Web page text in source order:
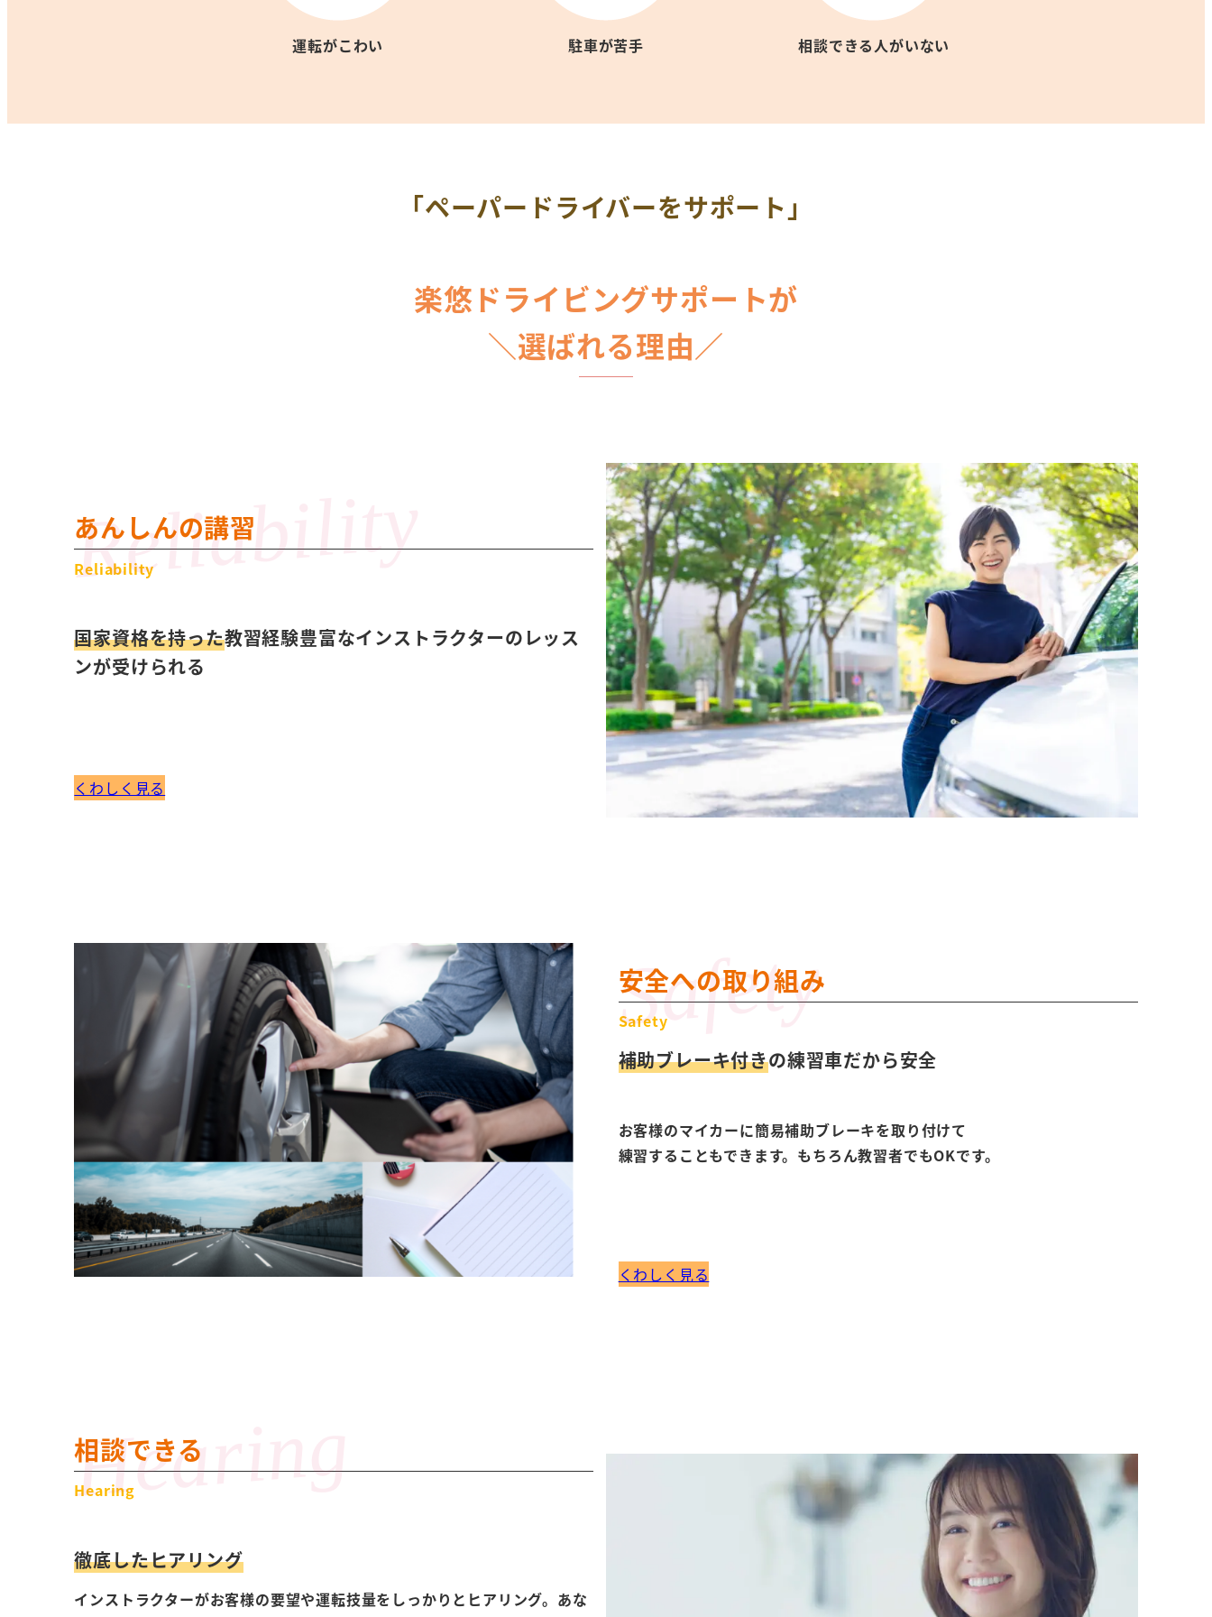
運転がこわい 駐車が苦手 相談できる人がいない
「ペーパードライバーをサポート」
楽悠ドライビングサポートが
＼選ばれる理由／
あんしんの講習
Reliability
国家資格を持った教習経験豊富なインストラクターのレッス
ンが受けられる
くわしく見る
安全への取り組み
Safety
補助ブレーキ付きの練習車だから安全
お客様のマイカーに簡易補助ブレーキを取り付けて
練習することもできます。もちろん教習者でもOKです。
くわしく見る
相談できる
Hearing
徹底したヒアリング
インストラクターがお客様の要望や運転技量をしっかりとヒアリング。あな